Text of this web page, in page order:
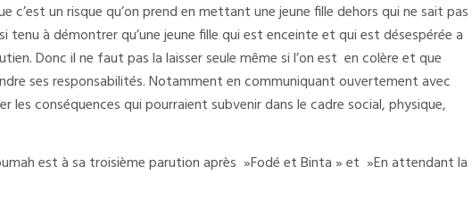
c’est un risque qu’on prend en mettant une jeune fille dehors qui ne sait pas
tenu à démontrer qu’une jeune fille qui est enceinte et qui est désespérée a
Donc il ne faut pas la laisser seule même si l’on est en colère et que
ses responsabilités. Notamment en communiquant ouvertement avec
les conséquences qui pourraient subvenir dans le cadre social, physique,
est à sa troisième parution après »Fodé et Binta » et »En attendant la